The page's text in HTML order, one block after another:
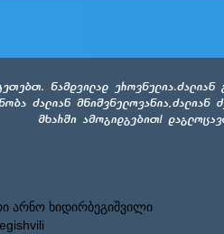
არნო ხიდირბეგიშვილი